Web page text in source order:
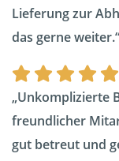
Lieferung zur
das gerne weiter.
Unkomplizierte
freundlicher
gut betreut und